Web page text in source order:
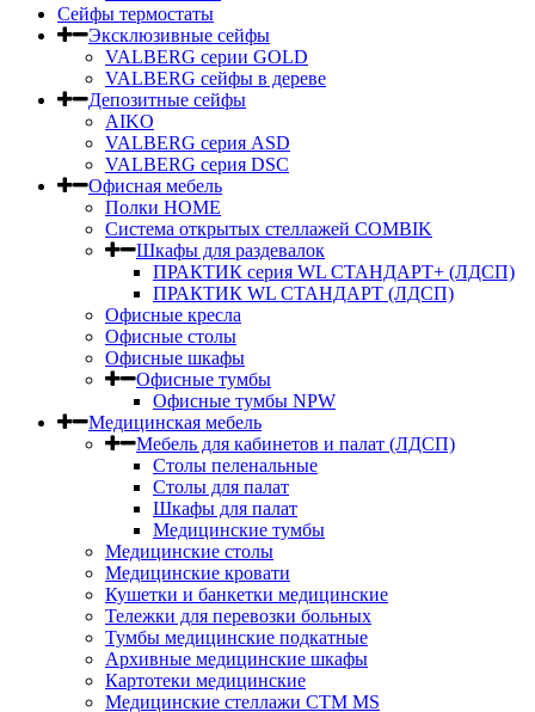
Сейфы термостаты
Эксклюзивные сейфы
VALBERG серии GOLD
VALBERG сейфы в дереве
Депозитные сейфы
AIKO
VALBERG серия ASD
VALBERG серия DSC
Офисная мебель
Полки HOME
Система открытых стеллажей COMBIK
Шкафы для раздевалок
ПРАКТИК серия WL СТАНДАРТ+ (ЛДСП)
ПРАКТИК WL СТАНДАРТ (ЛДСП)
Офисные кресла
Офисные столы
Офисные шкафы
Офисные тумбы
Офисные тумбы NPW
Медицинская мебель
Мебель для кабинетов и палат (ЛДСП)
Столы пеленальные
Столы для палат
Шкафы для палат
Медицинские тумбы
Медицинские столы
Медицинские кровати
Кушетки и банкетки медицинские
Тележки для перевозки больных
Тумбы медицинские подкатные
Архивные медицинские шкафы
Картотеки медицинские
Медицинские стеллажи CTM MS